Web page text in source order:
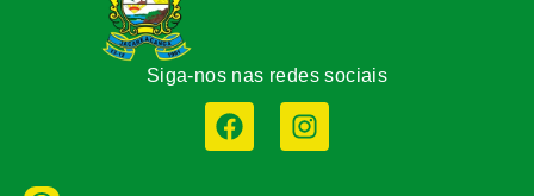
Siga-nos nas redes sociais